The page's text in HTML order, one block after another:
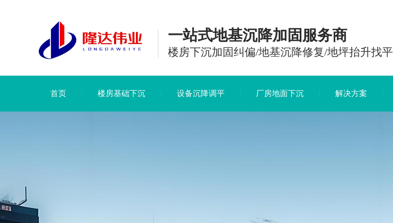
一站式地基沉降加固服务商
楼房下沉加固纠偏/地基沉降修复/地坪抬升找平
首页 楼房基础下沉 设备沉降调平 厂房地面下沉 解决方案